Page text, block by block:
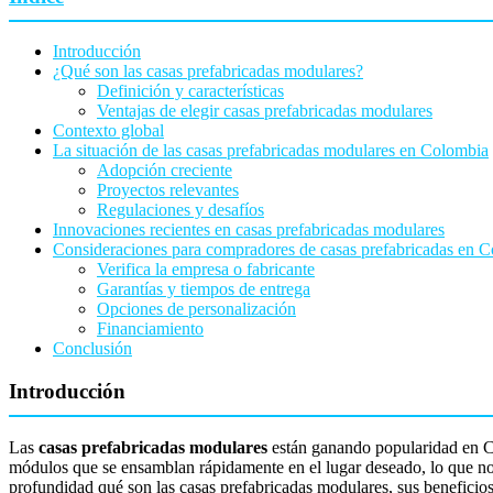
Introducción
¿Qué son las casas prefabricadas modulares?
Definición y características
Ventajas de elegir casas prefabricadas modulares
Contexto global
La situación de las casas prefabricadas modulares en Colombia
Adopción creciente
Proyectos relevantes
Regulaciones y desafíos
Innovaciones recientes en casas prefabricadas modulares
Consideraciones para compradores de casas prefabricadas en
Verifica la empresa o fabricante
Garantías y tiempos de entrega
Opciones de personalización
Financiamiento
Conclusión
Introducción
Las casas prefabricadas modulares están ganando popularidad en
módulos que se ensamblan rápidamente en el lugar deseado, lo que
profundidad qué son las casas prefabricadas modulares, sus